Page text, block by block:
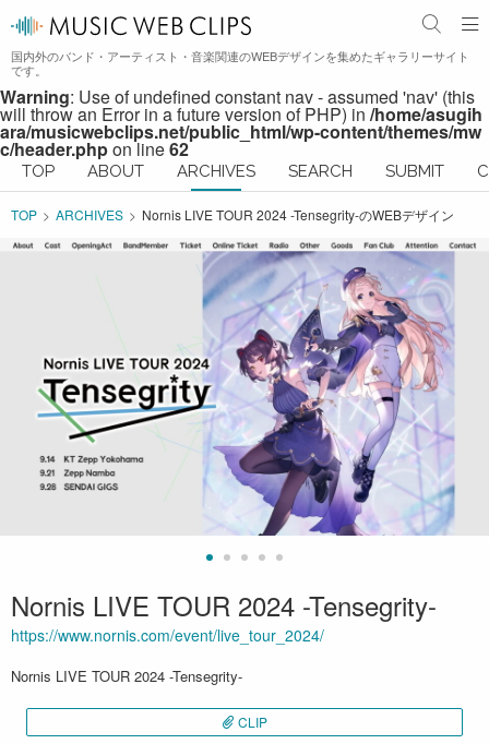
国内外のバンド・アーティスト・音楽関連のWEBデザインを集めたギャラリーサイト
です。
Warning: Use of undefined constant nav - assumed 'nav' (this
will throw an Error in a future version of PHP) in /home/asugih
ara/musicwebclips.net/public_html/wp-content/themes/mw
c/header.phpon line62
TOP ABOUT ARCHIVES SEARCH SUBMIT
TOP ARCHIVES Nornis LIVE TOUR 2024 -Tensegrity-のWEBデザイン
Nornis LIVE TOUR 2024 -Tensegrity-
https://www.nornis.com/event/live_tour_2024/
Nornis LIVE TOUR 2024 -Tensegrity-
CLIP